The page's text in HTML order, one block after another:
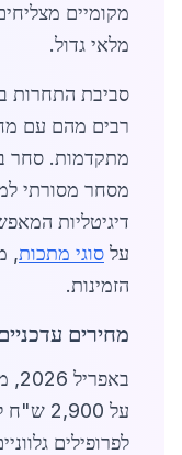
מקומיים
מלאי גדול.
רבים מהם עם
מתקדמות. סחר
מסחר מסורתי
דיגיטליות
על סוגי מתכות,
הזמינות.
מחירים